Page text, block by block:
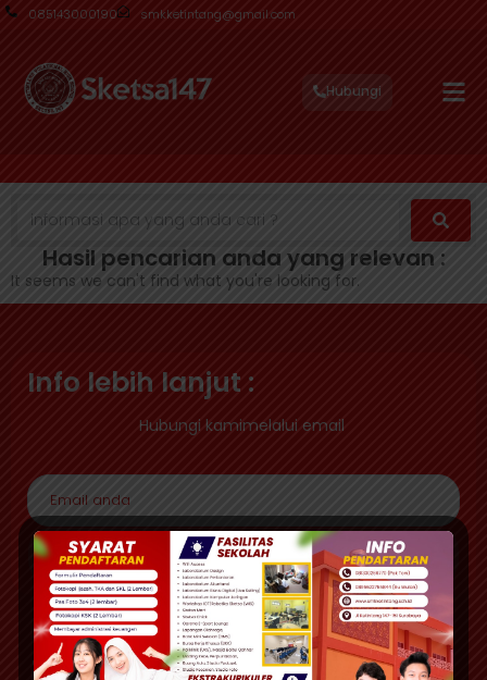
085143000190 smkketintang@gmail.com
Hubungi
Hasil pencarian anda yang relevan :
It seems we can't find what you're looking for.
Info lebih lanjut :
Hubungi kamimelalui email
KIRIM
Contact Person :
085143000190